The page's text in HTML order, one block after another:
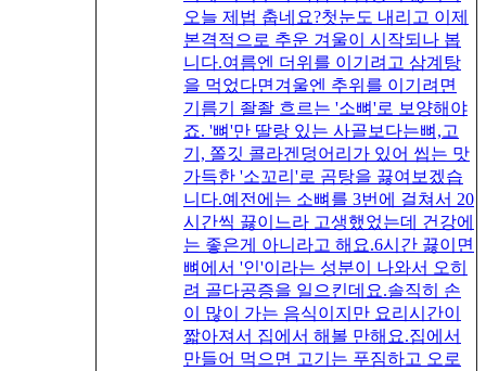
오늘 제법 춥네요?첫눈도 내리고 이제
본격적으로 추운 겨울이 시작되나 봅
니다.여름엔 더위를 이기려고 삼계탕
을 먹었다면겨울엔 추위를 이기려면
기름기 좔좔 흐르는 '소뼈'로 보양해야
죠. '뼈'만 딸랑 있는 사골보다는뼈,고
기, 쫄깃 콜라겐덩어리가 있어 씹는 맛
가득한 '소꼬리'로 곰탕을 끓여보겠습
니다.예전에는 소뼈를 3번에 걸쳐서 20
시간씩 끓이느라 고생했었는데 건강에
는 좋은게 아니라고 해요.6시간 끓이면
뼈에서 '인'이라는 성분이 나와서 오히
려 골다공증을 일으킨데요.솔직히 손
이 많이 가는 음식이지만 요리시간이
짧아져서 집에서 해볼 만해요.집에서
만들어 먹으면 고기는 푸짐하고 오로